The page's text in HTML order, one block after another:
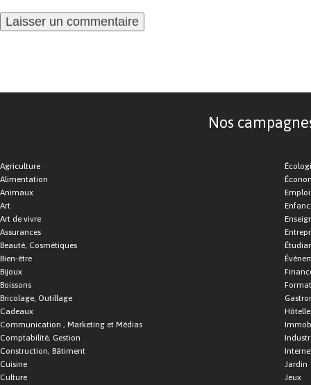
Nos
Agriculture
Alimentation
Animaux
Art
Art de vivre
Assurances
Beauté, Cosmétiques
Bien-être
Bijoux
Boissons
Bricolage, Outillage
Cadeaux
Communication , Marketing et Médias
Comptabilité, Gestion
Construction, Bâtiment
Cuisine
Culture
Emploi
Jardin
Jeux